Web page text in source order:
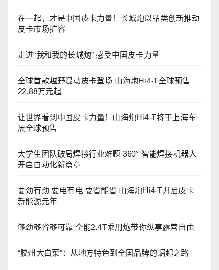
在一起，才是中国皮卡力量！长城炮以品类创新推动
皮卡市场扩容
走进“我和我的长城炮” 感受中国皮卡力量
全球首款越野混动皮卡登场 山海炮Hi4-T全球预售
22.88万元起
让世界看到中国皮卡力量！山海炮Hi4-T将于上海车
展全球预售
大学生团队破局焊接行业难题 360° 智能焊接机器人
开启自动化新篇章
要劲有劲 要电有电 要省能省 山海炮Hi4-T开启皮卡
新能源元年
够劲够省够可靠 全能2.4T乘用炮带你纵享露营自由
“胶州大白菜”：从地方特色到全国品牌的崛起之路